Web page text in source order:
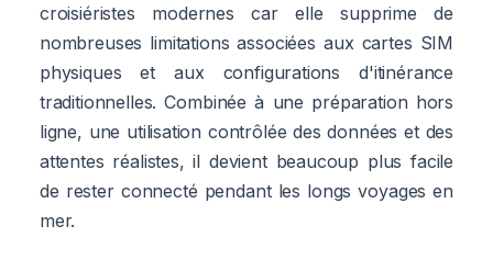
croisiéristes modernes car elle supprime de
nombreuses limitations associées aux cartes SIM
physiques et aux configurations d'itinérance
traditionnelles. Combinée à une préparation hors
ligne, une utilisation contrôlée des données et des
attentes réalistes, il devient beaucoup plus facile
de rester connecté pendant les longs voyages en
mer.